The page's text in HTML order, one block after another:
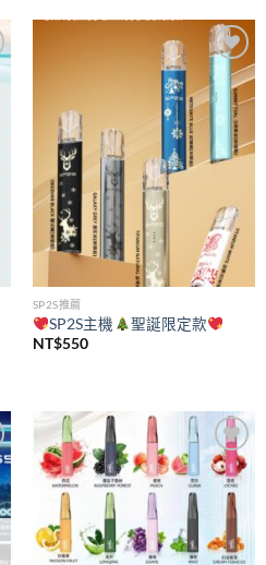
NT$200
到
NT$360
Add to
wishlist
SP2S推薦
SP2S主機
聖誕限定款
NT$550
Add to
wishlist